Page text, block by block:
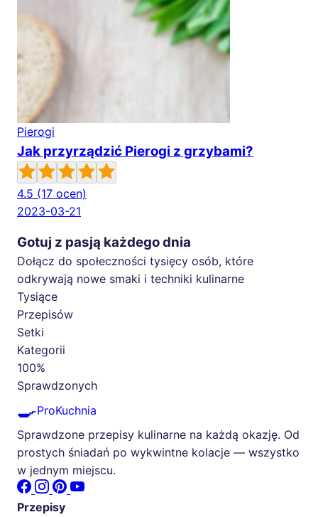
Pierogi
Jak przyrządzić Pierogi z grzybami?
4.5 (17 ocen)
2023-03-21
Gotuj z pasją każdego dnia
Dołącz do społeczności tysięcy osób, które
odkrywają nowe smaki i techniki kulinarne
Tysiące
Przepisów
Setki
Kategorii
100%
Sprawdzonych
🍳ProKuchnia
Sprawdzone przepisy kulinarne na każdą okazję. Od
prostych śniadań po wykwintne kolacje — wszystko
w jednym miejscu.
Przepisy